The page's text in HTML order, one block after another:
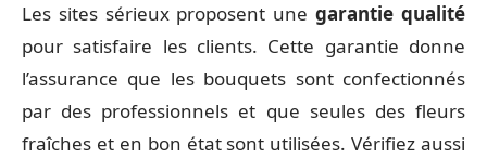
Les sites sérieux proposent unegarantie qualité
pour satisfaire les clients. Cette garantie donne
l’assurance que les bouquets sont confectionnés
par des professionnels et que seules des fleurs
fraîches et en bon état sont utilisées. Vérifiez aussi